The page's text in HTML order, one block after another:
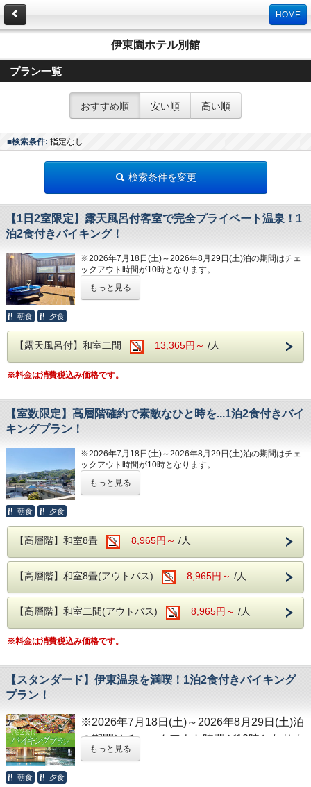
HOME
伊東園ホテル別館
プラン一覧
おすすめ順 安い順 高い順
■検索条件: 指定なし
検索条件を変更
【1日2室限定】露天風呂付客室で完全プライベート温泉！1
泊2食付きバイキング！
※2026年7月18日(土)～2026年8月29日(土)泊の期間はチェ
ックアウト時間が10時となります。
【1日2室限定】カップルにおすすめ。ふたり
露天風呂付き客室で、誰にも邪魔されない特
別なひととき。
お部屋に備えた露天風呂では、伊東温泉をお
す。
がら過ごす夜。
湯上がりにくつろぐ時間も、旅の思い出にな
るはずです。
記念日や誕生日旅行はもちろん、いつもより
少し贅沢な温泉旅行にもおすすめです。
周辺おすすめデートスポット
■グランイルミ
SNS映え間違いなし！光と音が織りなす幻想
空間で、恋人と過ごす感動のイルミネーショ
ホテルから車で約30分
距離感ゼロの体験が楽しめるアクティビティ
動物公園。
1500種類以上のサボテンや140種類の動物た
もっと見る
朝食 夕食
【露天風呂付】和室二間 13,365円～ /人
※料金は消費税込み価格です。
【室数限定】高層階確約で素敵なひと時を...1泊2食付きバイ
キングプラン！
※2026年7月18日(土)～2026年8月29日(土)泊の期間はチェ
ックアウト時間が10時となります。
シニア旅行におすすめ
室数限定の高層階確約プラン
客室でゆっくりと過ごしたいシニア旅行や、ご夫婦でのご宿
客室まではエレベーターを完備しており、館内のご移動も無
理なくお過ごしいただけます。
夜には町の灯りがやさしくともる伊東の景色を眺めながら、
穏やかなひとときをお楽しみください。
----温泉----
広々とした大浴場をお楽しみいただけます。
滑らかな泉質の温泉がご好評いただいてお
ます。
旅の疲れを癒すひとときをお過ごしくださ
い。
もっと見る
朝食 夕食
【高層階】和室8畳 8,965円～ /人
【高層階】和室8畳(アウトバス) 8,965円～ /人
【高層階】和室二間(アウトバス) 8,965円～ /人
※料金は消費税込み価格です。
【スタンダード】伊東温泉を満喫！1泊2食付きバイキング
プラン！
※2026年7月18日(土)～2026年8月29日(土)泊
の期間はチェックアウト時間が10時となりま
す。
もっと見る
朝食 夕食